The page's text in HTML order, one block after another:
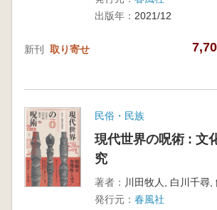
出版年： 2021/12
新刊 取り寄せ
民俗・民族
現代世界の呪術 : 文
究
著者： 川田牧人, 白川千
発行元： 春風社